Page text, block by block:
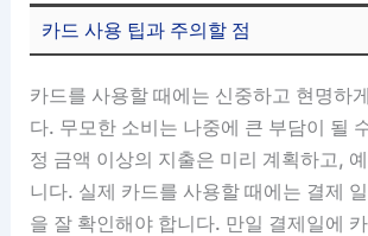
카드 사용 팁과 주의할 점
카드를 사용할 때에는 신중하고 현명하
다. 무모한 소비는 나중에 큰 부담이 될
정 금액 이상의 지출은 미리 계획하고,
니다. 실제 카드를 사용할 때에는 결제
을 잘 확인해야 합니다. 만일 결제일에